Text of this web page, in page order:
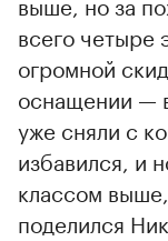
всего четыре
огромной
оснащении —
уже сняли с
избавился, и
классом
поделился